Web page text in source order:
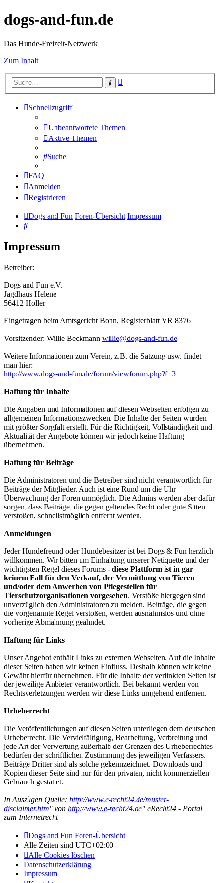
dogs-and-fun.de
Das Hunde-Freizeit-Netzwerk
Zum Inhalt
Suche
Schnellzugriff
Unbeantwortete Themen
Aktive Themen
Suche
FAQ
Anmelden
Registrieren
Dogs and Fun Foren-Übersicht Impressum
Suche
Impressum
Betreiber:
Dogs and Fun e.V.
Jagdhaus Helene
56412 Holler
Eingetragen beim Amtsgericht Bonn, Registerblatt VR 8376
Vorsitzender: Willie Beckmann willie@dogs-and-fun.de
Weitere Informationen zum Verein, z.B. die Satzung usw. findet
man hier:
http://www.dogs-and-fun.de/forum/viewforum.php?f=3
Haftung für Inhalte
Die Angaben und Informationen auf diesen Webseiten erfolgen zu
allgemeinen Informationszwecken. Die Inhalte der Seiten wurden
mit größter Sorgfalt erstellt. Für die Richtigkeit, Vollständigkeit und
Aktualität der Angebote können wir jedoch keine Haftung
übernehmen.
Haftung für Beiträge
Die Administratoren und die Betreiber sind nicht verantwortlich für
Beiträge der Mitglieder. Auch ist eine Rund um die Uhr
Überwachung der Foren unmöglich. Die Admins werden aber dafür
sorgen, dass Beiträge, die gegen geltendes Recht oder gute Sitten
verstoßen, schnellstmöglich entfernt werden.
Anmeldungen
Jeder Hundefreund oder Hundebesitzer ist bei Dogs & Fun herzlich
willkommen. Wir bitten um Einhaltung unserer Netiquette und der
wichtigsten Regel dieses Forums - diese Plattform ist in gar
keinem Fall für den Verkauf, der Vermittlung von Tieren
und/oder dem Anwerben von Pflegestellen für
Tierschutzorganisationen vorgesehen. Verstöße hiergegen sind
unverzüglich den Administratoren zu melden. Beiträge, die gegen
die vorgenannte Regel verstoßen, werden ausnahmslos und ohne
vorherige Abmahnung geahndet.
Haftung für Links
Unser Angebot enthält Links zu externen Webseiten. Auf die Inhalte
dieser Seiten haben wir keinen Einfluss. Deshalb können wir keine
Gewähr hierfür übernehmen. Für die Inhalte der verlinkten Seiten ist
der jeweilige Anbieter verantwortlich. Bei bekannt werden von
Rechtsverletzungen werden wir diese Links umgehend entfernen.
Urheberrecht
Die Veröffentlichungen auf diesen Seiten unterliegen dem deutschen
Urheberrecht. Die Vervielfältigung, Bearbeitung, Verbreitung und
jede Art der Verwertung außerhalb der Grenzen des Urheberrechtes
bedürfen der schriftlichen Zustimmung des jeweiligen Verfassers.
Beiträge Dritter sind als solche gekennzeichnet. Downloads und
Kopien dieser Seite sind nur für den privaten, nicht kommerziellen
Gebrauch gestattet.
In Auszügen Quelle: http://www.e-recht24.de/muster-
disclaimer.htm" von http://www.e-recht24.de" eRecht24 - Portal
zum Internetrecht
Dogs and Fun Foren-Übersicht
Alle Zeiten sind UTC+02:00
Alle Cookies löschen
Datenschutzerklärung
Impressum